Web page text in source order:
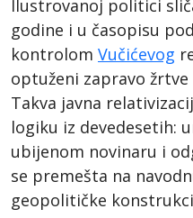
Ilustrovanoj politici
godine i u časopisu pod
kontrolom Vučićevog
optuženi zapravo
Takva javna
logiku iz devedesetih:
ubijenom novinaru i
se premešta na
geopolitičke